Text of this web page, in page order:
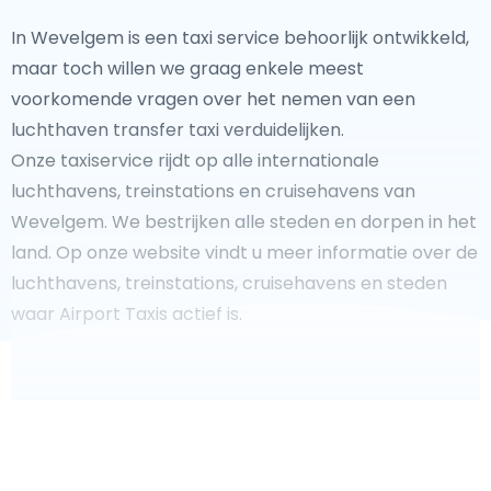
In Wevelgem is een taxi service behoorlijk ontwikkeld,
maar toch willen we graag enkele meest
voorkomende vragen over het nemen van een
luchthaven transfer taxi verduidelijken.
Onze taxiservice rijdt op alle internationale
luchthavens, treinstations en cruisehavens van
Wevelgem. We bestrijken alle steden en dorpen in het
land. Op onze website vindt u meer informatie over de
luchthavens, treinstations, cruisehavens en steden
waar Airport Taxis actief is.